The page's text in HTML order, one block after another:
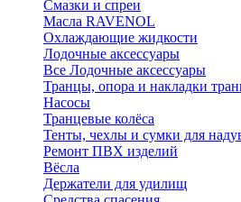
Смазки и спреи
Масла RAVENOL
Охлаждающие жидкости
Лодочные аксессуары
Все Лодочные аксессуары
Транцы, опора и накладки
Насосы
Транцевые колёса
Тенты, чехлы и сумки для
Ремонт ПВХ изделий
Вёсла
Держатели для удилищ